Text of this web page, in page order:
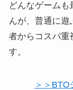
どんなゲーム
んが、普通に
者からコスパ重
す。
＞＞